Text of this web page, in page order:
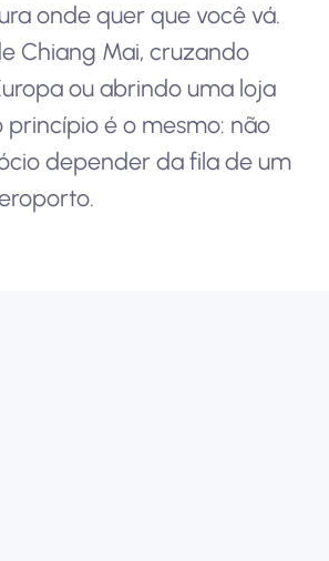
onde quer que você vá.
Chiang Mai, cruzando
ou abrindo uma loja
princípio é o mesmo: não
depender da fila de um